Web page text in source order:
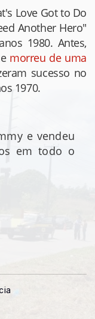
Love Got to Do
Another Hero"
1980. Antes,
morreu de uma
sucesso no
1970.
e vendeu
em todo o